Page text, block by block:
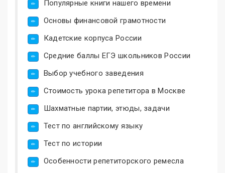
Популярные книги нашего времени
Основы финансовой грамотности
Кадетские корпуса России
Средние баллы ЕГЭ школьников России
Выбор учебного заведения
Стоимость урока репетитора в Москве
Шахматные партии, этюды, задачи
Тест по английскому языку
Тест по истории
Особенности репетиторского ремесла